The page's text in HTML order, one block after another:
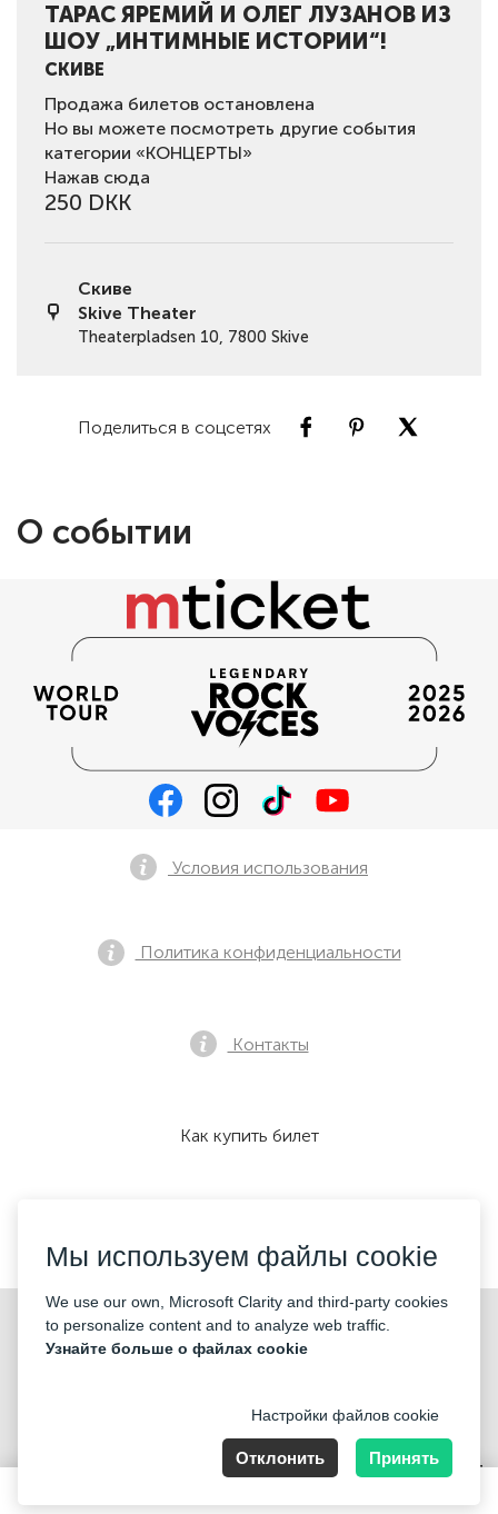
ТАРАС ЯРЕМИЙ И ОЛЕГ ЛУЗАНОВ ИЗ
ШОУ „ИНТИМНЫЕ ИСТОРИИ“!
СКИВЕ
Продажа билетов остановлена
Но вы можете посмотреть другие события
категории «КОНЦЕРТЫ»
Нажав сюда
250 DKK
Скиве
Skive Theater
Theaterpladsen 10, 7800 Skive
Поделиться в соцсетях
О событии
©2026 «KONTRAMARKA OÜ» Все права защищены
Условия использования
Политика конфиденциальности
Контакты
Как купить билет
Harju maakond, Tallinn, Kesklinna linnaosa, Pärnu mnt 139b, 11317
Мы используем файлы cookie
We use our own, Microsoft Clarity and third-party cookies
to personalize content and to analyze web traffic.
Узнайте больше о файлах cookie
Настройки файлов cookie
Отклонить Принять